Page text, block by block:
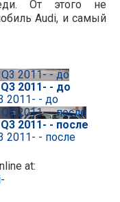
От этого не
Audi, и самый
2011- - до
2011- - до
2011- - после
2011- - после
at: